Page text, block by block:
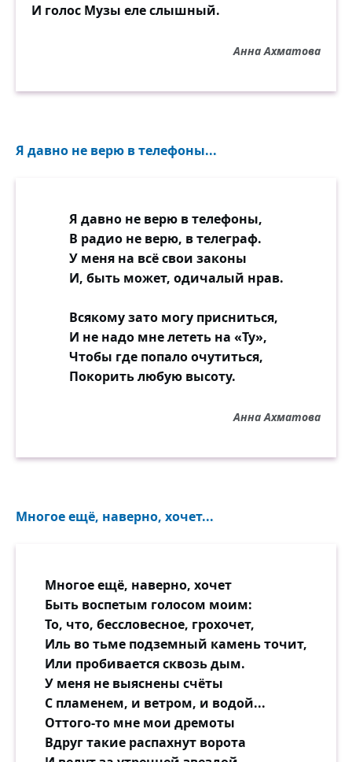
И голос Музы еле слышный.
Анна Ахматова
Я давно не верю в телефоны...
Я давно не верю в телефоны,
В радио не верю, в телеграф.
У меня на всё свои законы
И, быть может, одичалый нрав.
Всякому зато могу присниться,
И не надо мне лететь на «Ту»,
Чтобы где попало очутиться,
Покорить любую высоту.
Анна Ахматова
Многое ещё, наверно, хочет...
Многое ещё, наверно, хочет
Быть воспетым голосом моим:
То, что, бессловесное, грохочет,
Иль во тьме подземный камень точит,
Или пробивается сквозь дым.
У меня не выяснены счёты
С пламенем, и ветром, и водой...
Оттого-то мне мои дремоты
Вдруг такие распахнут ворота